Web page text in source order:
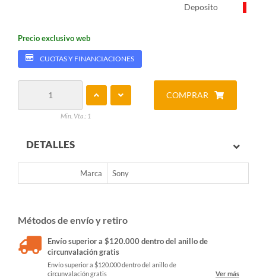
Deposito
Precio exclusivo web
CUOTAS Y FINANCIACIONES
Min. Vta.: 1
COMPRAR
DETALLES
Marca Sony
Métodos de envío y retiro
Envío superior a $120.000 dentro del anillo de
circunvalación gratis
Envío superior a $120.000 dentro del anillo de
circunvalación gratis
Ver más